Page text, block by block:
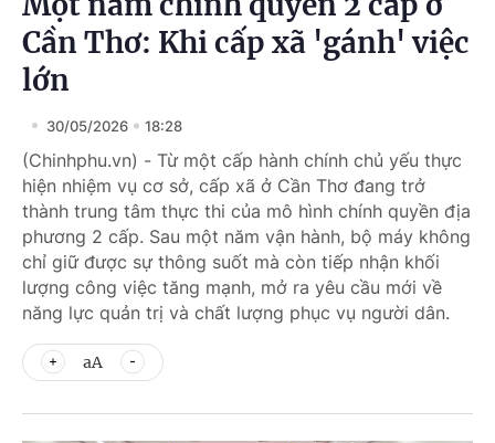
Cần Thơ: Khi cấp xã 'gánh' việc
lớn
30/05/2026 18:28
(Chinhphu.vn) - Từ một cấp hành chính chủ yếu thực
hiện nhiệm vụ cơ sở, cấp xã ở Cần Thơ đang trở
thành trung tâm thực thi của mô hình chính quyền địa
phương 2 cấp. Sau một năm vận hành, bộ máy không
chỉ giữ được sự thông suốt mà còn tiếp nhận khối
lượng công việc tăng mạnh, mở ra yêu cầu mới về
năng lực quản trị và chất lượng phục vụ người dân.
aA